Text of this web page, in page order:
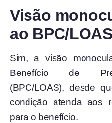
Visão
ao BPC/
Sim, a visão
Benefício de
(BPC/LOAS), desde
condição atenda aos
para o benefício.